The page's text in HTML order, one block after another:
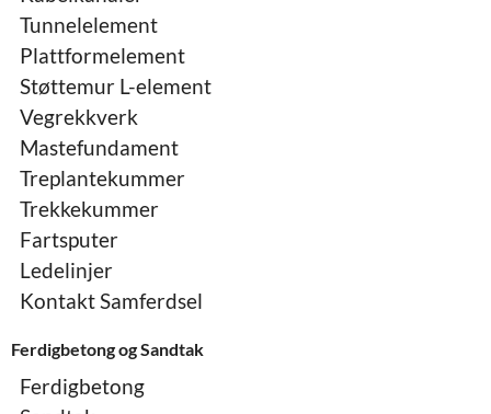
Tunnelelement
Plattformelement
Støttemur L-element
Vegrekkverk
Mastefundament
Treplantekummer
Trekkekummer
Fartsputer
Ledelinjer
Kontakt Samferdsel
Ferdigbetong og Sandtak
Ferdigbetong